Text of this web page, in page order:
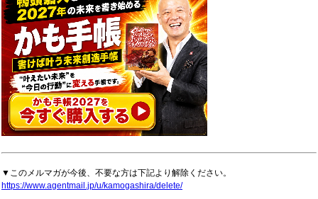
▼このメルマガが今後、不要な方は下記より解除ください。
https://www.agentmail.jp/u/kamogashira/delete/